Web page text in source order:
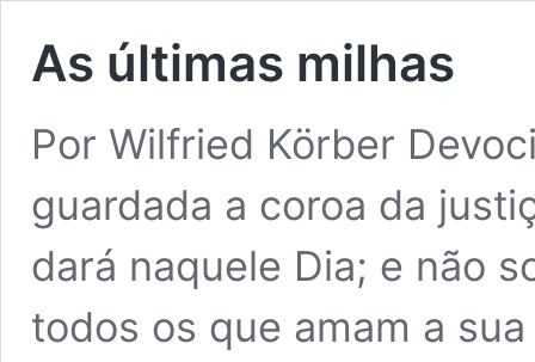
As últimas milhas
Por Wilfried Körber
guardada a coroa da
dará naquele Dia; e não
todos os que amam a